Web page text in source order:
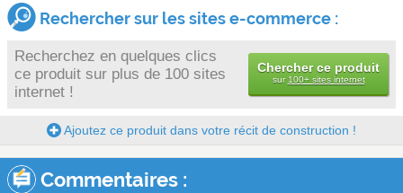
Rechercher sur les sites e-commerce :
Recherchez en quelques clics
ce produit sur plus de 100 sites
internet !
Chercher ce produit
sur 100+ sites internet
Ajoutez ce produit dans votre récit de construction !
Commentaires :